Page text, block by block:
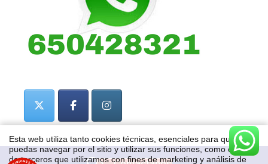
Esta web utiliza tanto cookies técnicas, esenciales para que
puedas navegar por el sitio y utilizar sus funciones, como cookies
de terceros que utilizamos con fines de marketing y análisis de